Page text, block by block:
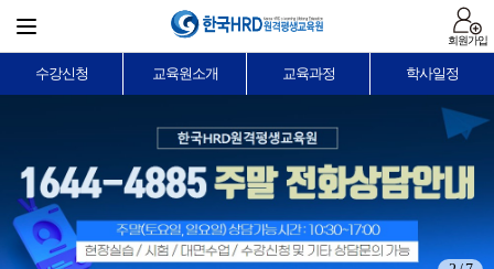
회원가입
수강신청 교육원소개 교육과정 학사일정